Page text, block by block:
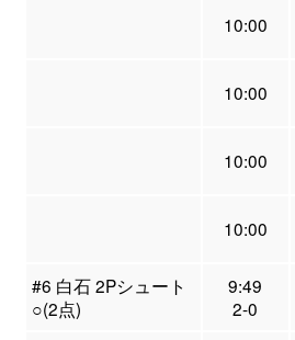
10:00
10:00
10:00
10:00
#6 白石 2Pシュート
○(2点)
9:49
2-0